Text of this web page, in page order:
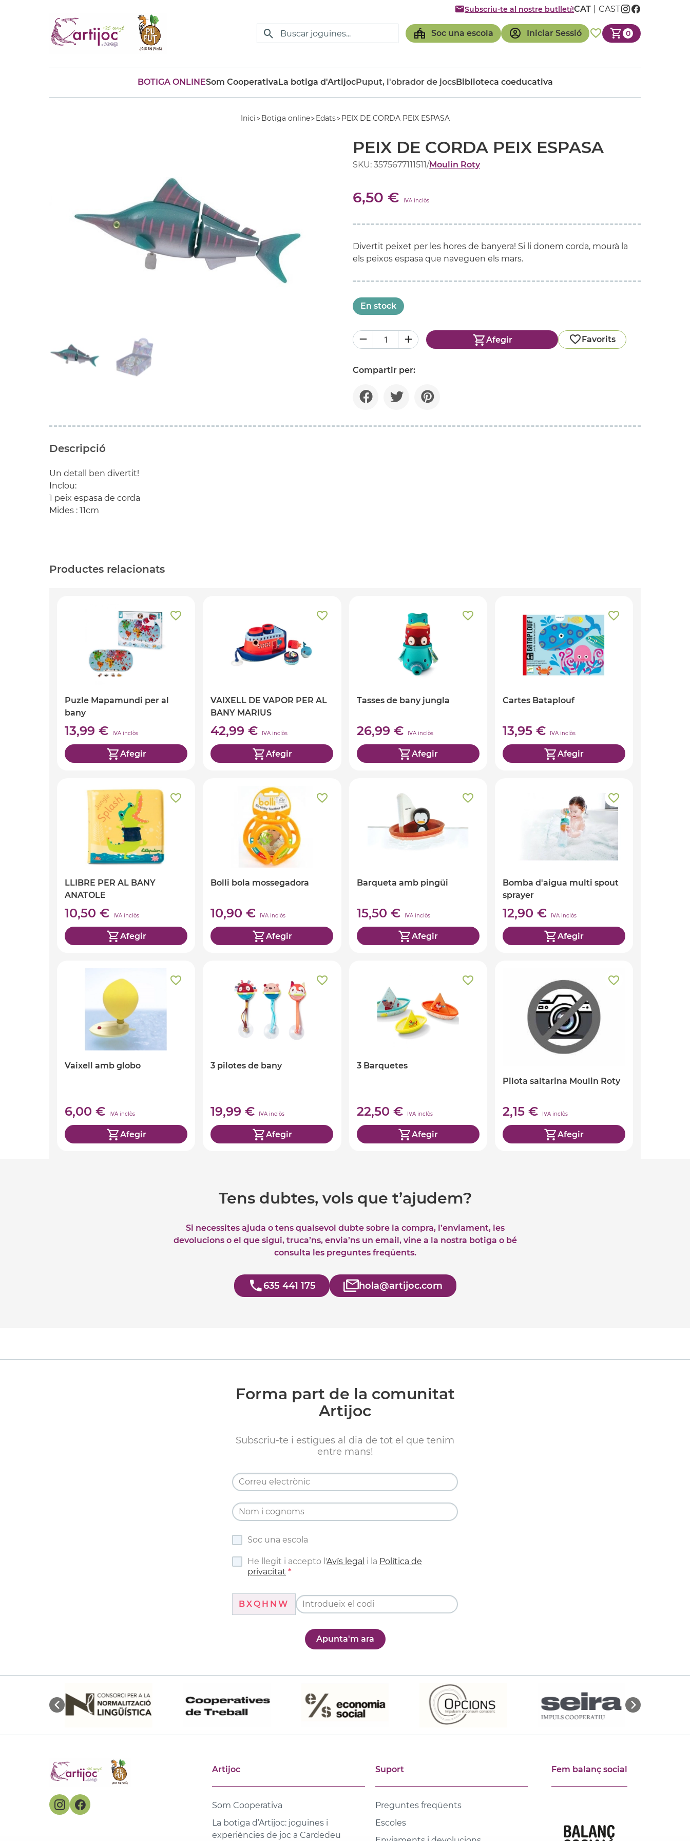
Soc una escola Iniciar Sessió 0
Subscriu-te al nostre butlletí!CAT CAST
BOTIGA ONLINESom CooperativaLa botiga d'ArtijocPuput, l'obrador de jocsBiblioteca coeducativa
Inici Botiga online Edats PEIX DE CORDA PEIX ESPASA
PEIX DE CORDA PEIX ESPASA
SKU: 3575677111511/Moulin Roty
6,50 € IVA inclòs
Divertit peixet per les hores de banyera! Si li donem corda, mourà la
els peixos espasa que naveguen els mars.
En stock
Afegir Favorits
Compartir per:
Descripció
Un detall ben divertit!
Inclou:
1 peix espasa de corda
Mides : 11cm
Productes relacionats
Puzle Mapamundi per al
bany
13,99 € IVA inclòs
Afegir
VAIXELL DE VAPOR PER AL
BANY MARIUS
42,99 € IVA inclòs
Afegir
Tasses de bany jungla
26,99 € IVA inclòs
Afegir
Cartes Bataplouf
13,95 € IVA inclòs
Afegir
LLIBRE PER AL BANY
ANATOLE
10,50 € IVA inclòs
Afegir
Bolli bola mossegadora
10,90 € IVA inclòs
Afegir
Barqueta amb pingüi
15,50 € IVA inclòs
Afegir
Bomba d'aigua multi spout
sprayer
12,90 € IVA inclòs
Afegir
Vaixell amb globo
6,00 € IVA inclòs
Afegir
3 pilotes de bany
19,99 € IVA inclòs
Afegir
3 Barquetes
22,50 € IVA inclòs
Afegir
Pilota saltarina Moulin Roty
2,15 € IVA inclòs
Afegir
Tens dubtes, vols que t’ajudem?
Si necessites ajuda o tens qualsevol dubte sobre la compra, l’enviament, les
devolucions o el que sigui, truca’ns, envia’ns un email, vine a la nostra botiga o bé
consulta les preguntes freqüents.
635 441 175 hola@artijoc.com
Forma part de la comunitat
Artijoc
Subscriu-te i estigues al dia de tot el que tenim
entre mans!
Soc una escola
He llegit i accepto l'Avís legal i la Política de
privacitat
BXQHNW
Apunta'm ara
Artijoc
Som Cooperativa
La botiga d’Artijoc: joguines i
experiències de joc a Cardedeu
Suport
Preguntes freqüents
Escoles
Fem balanç social